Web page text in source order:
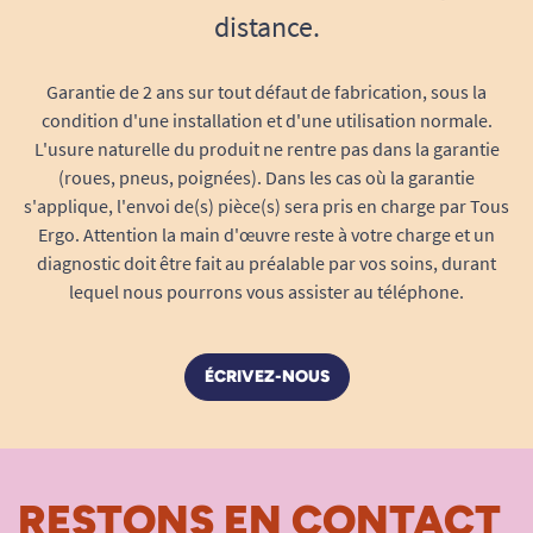
à l’aide d’un chiffon humide, s’adaptant ainsi à
répondant aux exigences des milieux médicaux
et paramédicaux.
Adaptation et ergonomie sur-mesure
S’adapte précisément aux dimensions du
déambulateur Page sans gêner le pliage ou
la manipulation.
Poids plume : facile à monter et démonter
Reste parfaitement en place, ne glisse pas
lors de l’assise ou lors du déplacement du
distance.
Garantie de 2 ans sur tout défaut de fabrication, sous la
condition d'une installation et d'une utilisation normale.
L'usure naturelle du produit ne rentre pas dans la garantie
(roues, pneus, poignées). Dans les cas où la garantie
s'applique, l'envoi de(s) pièce(s) sera pris en charge par Tous
Ergo. Attention la main d'œuvre reste à votre charge et un
diagnostic doit être fait au préalable par vos soins, durant
lequel nous pourrons vous assister au téléphone.
ÉCRIVEZ-NOUS
RESTONS EN CONTACT